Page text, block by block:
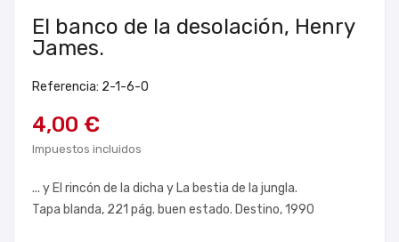
El banco de la desolación, Henry
James.
Referencia: 2-1-6-0
4,00 €
Impuestos incluidos
... y El rincón de la dicha y La bestia de la jungla.
Tapa blanda, 221 pág. buen estado. Destino, 1990